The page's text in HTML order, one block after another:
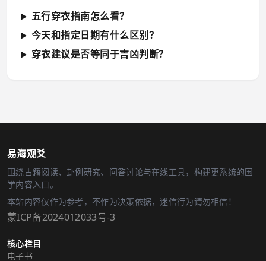
五行穿衣指南怎么看？
今天和指定日期有什么区别？
穿衣建议是否等同于吉凶判断？
易海观爻
围绕古籍阅读、卦例研究、问答讨论与在线工具，构建更系统的国
学内容入口。
本站内容仅作为参考，不作为决策依据，迷信行为请勿相信！
蒙ICP备2024012033号-3
核心栏目
电子书